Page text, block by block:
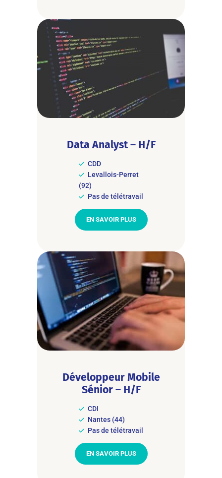
Data Analyst – H/F
CDD
Levallois-Perret
(92)
Pas de télétravail
EN SAVOIR PLUS
Développeur Mobile
Sénior – H/F
CDI
Nantes (44)
Pas de télétravail
EN SAVOIR PLUS